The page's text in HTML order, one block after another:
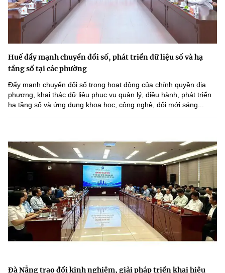
Huế đẩy mạnh chuyển đổi số, phát triển dữ liệu số và hạ
tầng số tại các phường
Đẩy mạnh chuyển đổi số trong hoạt động của chính quyền địa
phương, khai thác dữ liệu phục vụ quản lý, điều hành, phát triển
hạ tầng số và ứng dụng khoa học, công nghệ, đổi mới sáng...
Đà Nẵng trao đổi kinh nghiệm, giải pháp triển khai hiệu